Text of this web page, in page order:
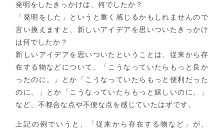
発明をしたきっかけは、何でしたか？
「発明をした」というと重く感じるかもしれませんので
言い換えますと、新しいアイデアを思いついたきっかけ
は何でしたか？
新しいアイデアを思いついたということは、従来から存
在する物などについて、「こうなっていたらもっと良か
ったのに。」とか「こうなっていたらもっと便利だった
のに。」とか「こうなっていたらもっと嬉しいのに。」
など、不都合な点や不便な点を感じていたはずです。
上記の例でいうと、「従来から存在する物など」が、